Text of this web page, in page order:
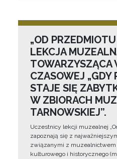
„OD
LEKCJA
TOWARZYSZĄCA
CZASOWEJ „GDY
STAJE SIĘ
W ZBIORACH
TARNOWSKIEJ”.
Uczestnicy lekcji muzealnej
zapoznają się z
związanymi z muzealnictwem
kulturowego i historycznego